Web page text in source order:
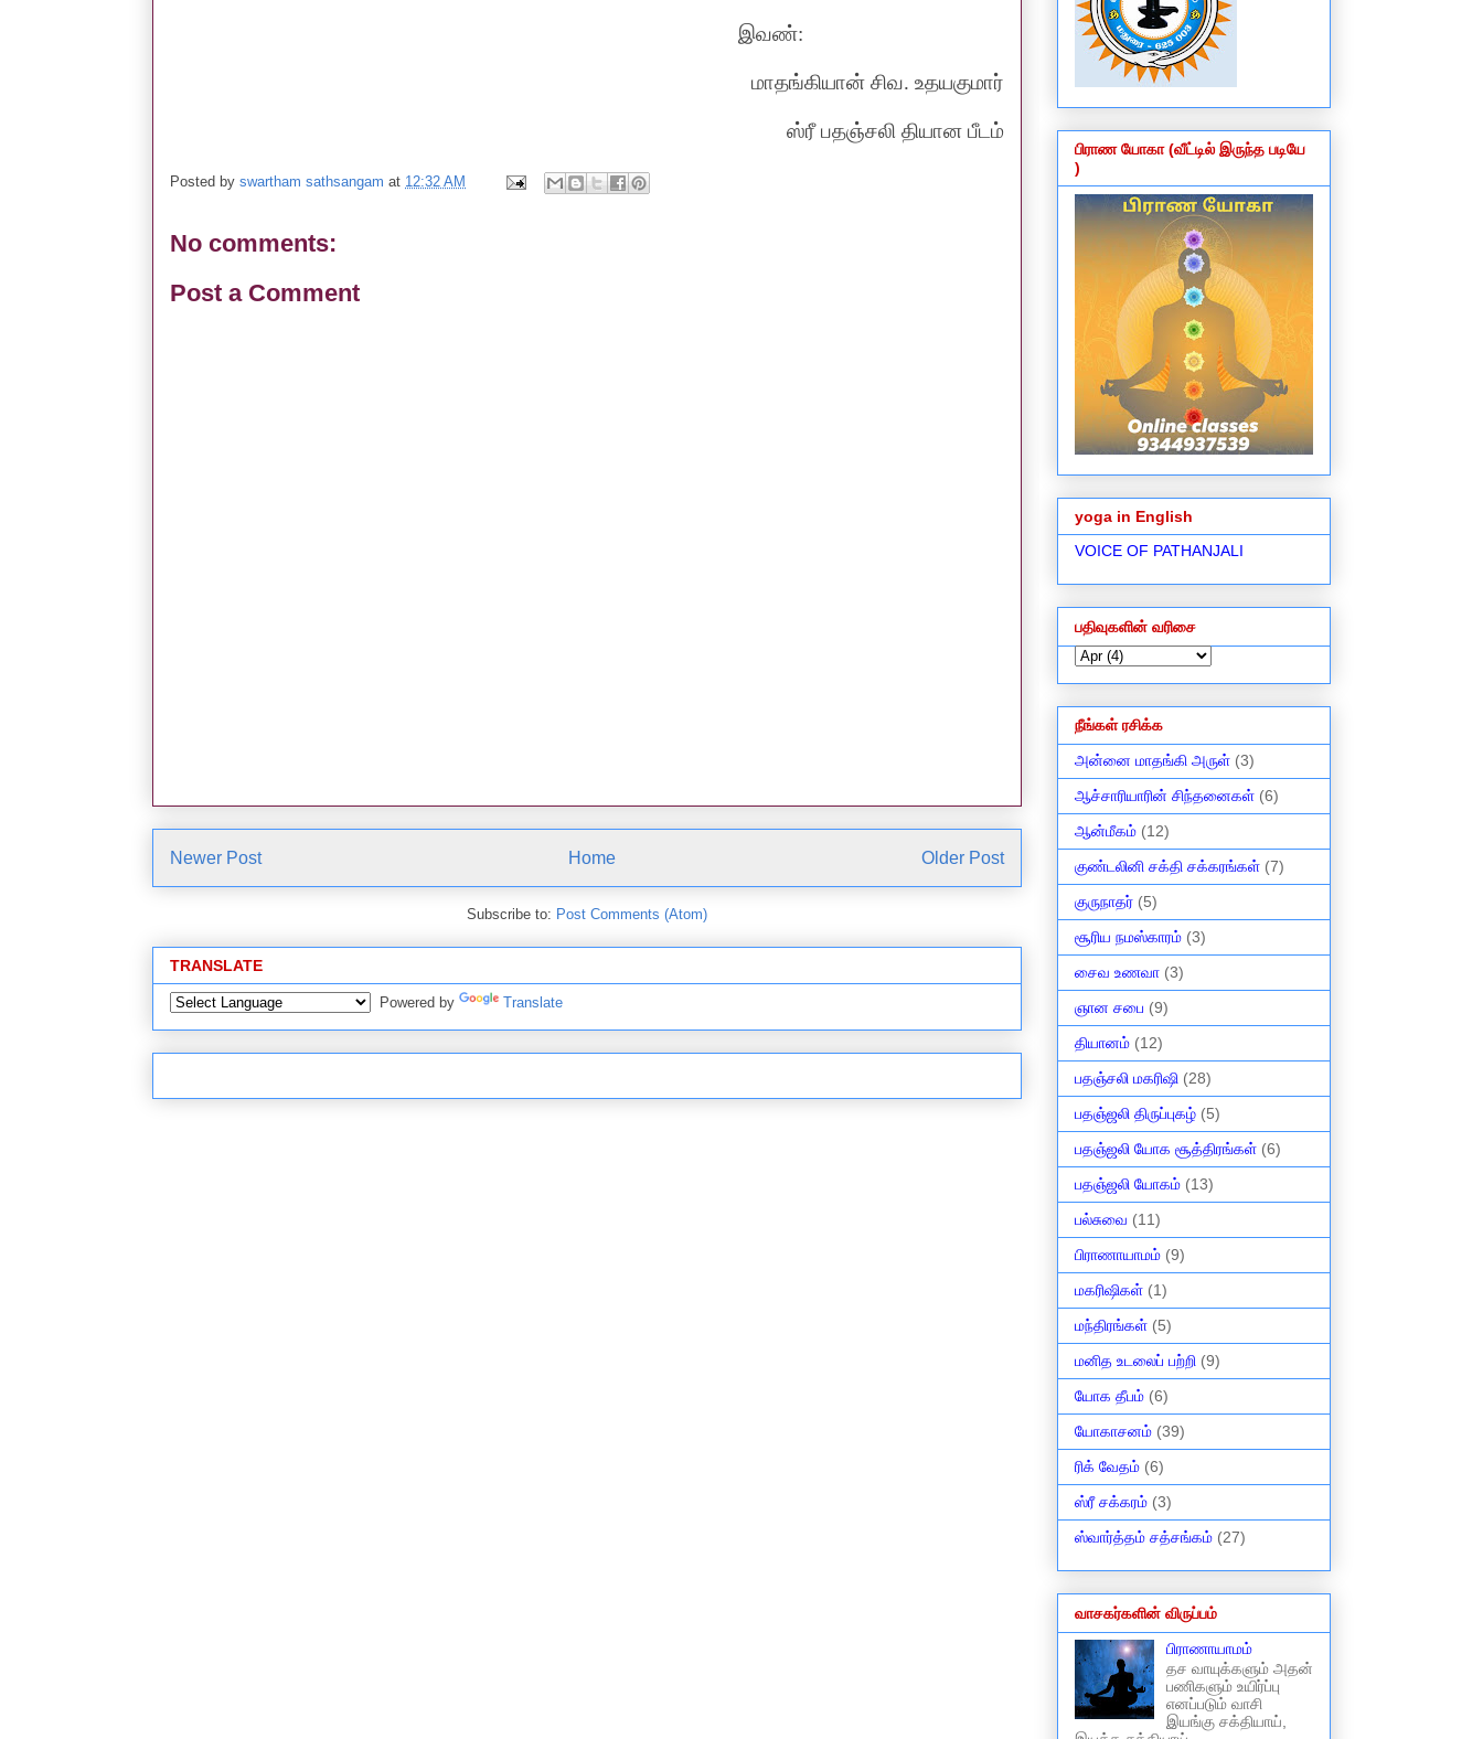
இவண்:
மாதங்கியான் சிவ. உதயகுமார்
ஸ்ரீ பதஞ்சலி தியான பீடம்
Posted by swartham sathsangam at 12:32 AM
No comments:
Post a Comment
Newer Post Older Post
Home
Subscribe to: Post Comments (Atom)
TRANSLATE
Powered by Translate
பிராண யோகா (வீட்டில் இருந்த படியே
)
yoga in English
VOICE OF PATHANJALI
பதிவுகளின் வரிசை
நீங்கள் ரசிக்க
அன்னை மாதங்கி அருள் (3)
ஆச்சாரியாரின் சிந்தனைகள் (6)
ஆன்மீகம் (12)
குண்டலினி சக்தி சக்கரங்கள் (7)
குருநாதர் (5)
சூரிய நமஸ்காரம் (3)
சைவ உணவா (3)
ஞான சபை (9)
தியானம் (12)
பதஞ்சலி மகரிஷி (28)
பதஞ்ஜலி திருப்புகழ் (5)
பதஞ்ஜலி யோக சூத்திரங்கள் (6)
பதஞ்ஜலி யோகம் (13)
பல்சுவை (11)
பிராணாயாமம் (9)
மகரிஷிகள் (1)
மந்திரங்கள் (5)
மனித உடலைப் பற்றி (9)
யோக தீபம் (6)
யோகாசனம் (39)
ரிக் வேதம் (6)
ஸ்ரீ சக்கரம் (3)
ஸ்வார்த்தம் சத்சங்கம் (27)
வாசகர்களின் விருப்பம்
பிராணாயாமம்
தச வாயுக்களும் அதன்
பணிகளும் உயிர்ப்பு
எனப்படும் வாசி
இயங்கு சக்தியாய்,